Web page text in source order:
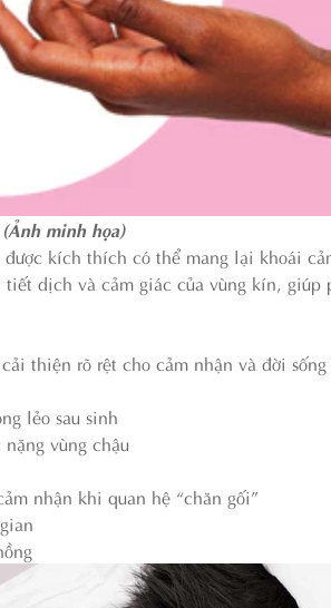
minh họa)
kích thích có thể mang lại khoái
dịch và cảm giác của vùng kín, giúp
thiện rõ rệt cho cảm nhận và đời
lẻo sau sinh
vùng chậu
nhận khi quan hệ “chăn gối”